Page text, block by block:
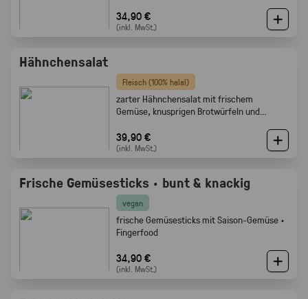
34,90 €
(inkl. MwSt.)
Hähnchensalat
Fleisch (100% halal)
zarter Hähnchensalat mit frischem
Gemüse, knusprigen Brotwürfeln und
39,90 €
(inkl. MwSt.)
Frische Gemüsesticks · bunt & knackig
vegan
frische Gemüsesticks mit Saison-Gemüse ·
Fingerfood
34,90 €
(inkl. MwSt.)